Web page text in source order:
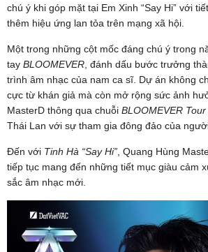
chú ý khi góp mặt tại Em Xinh “Say Hi” với
thêm hiệu ứng lan tỏa trên mạng xã hội.
Một trong những cột mốc đáng chú ý trong
tay BLOOMEVER , đánh dấu bước trưởng
trình âm nhạc của nam ca sĩ. Dự án không
cực từ khán giả mà còn mở rộng sức ảnh
MasterD thông qua chuỗi BLOOMEVER Tour
Thái Lan với sự tham gia đông đảo của
Đến với Tinh Hà “Say Hi” , Quang Hùng
tiếp tục mang đến những tiết mục giàu cảm
sắc âm nhạc mới.